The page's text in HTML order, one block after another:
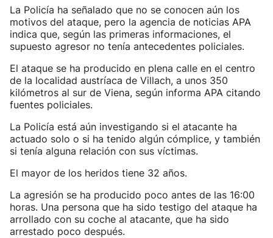
La Policía ha señalado que no se conocen aún los
motivos del ataque, pero la agencia de noticias APA
indica que, según las primeras informaciones, el
supuesto agresor no tenía antecedentes policiales.
El ataque se ha producido en plena calle en el centro
de la localidad austríaca de Villach, a unos 350
kilómetros al sur de Viena, según informa APA citando
fuentes policiales.
La Policía está aún investigando si el atacante ha
actuado solo o si ha tenido algún cómplice, y también
si tenía alguna relación con sus víctimas.
El mayor de los heridos tiene 32 años.
La agresión se ha producido poco antes de las 16:00
horas. Una persona que ha sido testigo del ataque ha
arrollado con su coche al atacante, que ha sido
arrestado poco después.